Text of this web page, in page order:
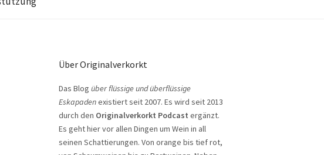
Über Originalverkorkt
Das Blog über flüssige und überflüssige
Eskapadenexistiert seit 2007. Es wird seit 2013
durch den Originalverkorkt Podcast ergänzt.
Es geht hier vor allen Dingen um Wein in all
seinen Schattierungen. Von orange bis tief rot,